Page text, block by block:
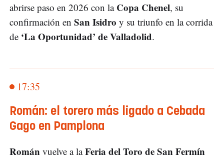
abrirse paso en 2026 con la Copa Chenel, su
confirmación en San Isidro y su triunfo en la corrida
de ‘La Oportunidad’ de Valladolid.
17:35
Román: el torero más ligado a Cebada
Gago en Pamplona
Román vuelve a laFeria del Toro de San Fermín